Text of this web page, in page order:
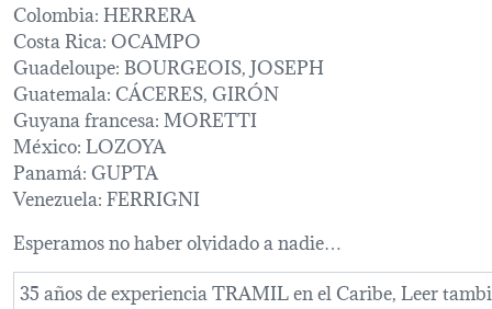
Colombia: HERRERA
Costa Rica: OCAMPO
Guadeloupe: BOURGEOIS, JOSEPH
Guatemala: CÁCERES, GIRÓN
Guyana francesa: MORETTI
México: LOZOYA
Panamá: GUPTA
Venezuela: FERRIGNI
Esperamos no haber olvidado a nadie…
35 años de experiencia TRAMIL en el Caribe, Leer